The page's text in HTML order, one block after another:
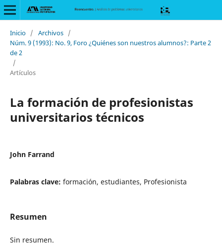
Inicio / Archivos /
Núm. 9 (1993): No. 9, Foro ¿Quiénes son nuestros alumnos?: Parte 2
de 2
/
Artículos
La formación de profesionistas
universitarios técnicos
John Farrand
Palabras clave: formación, estudiantes, Profesionista
Resumen
Sin resumen.